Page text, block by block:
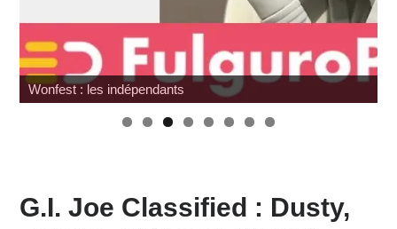
SDCC 2026 : Toutes les infos
G.I. Joe Classified : Dusty,